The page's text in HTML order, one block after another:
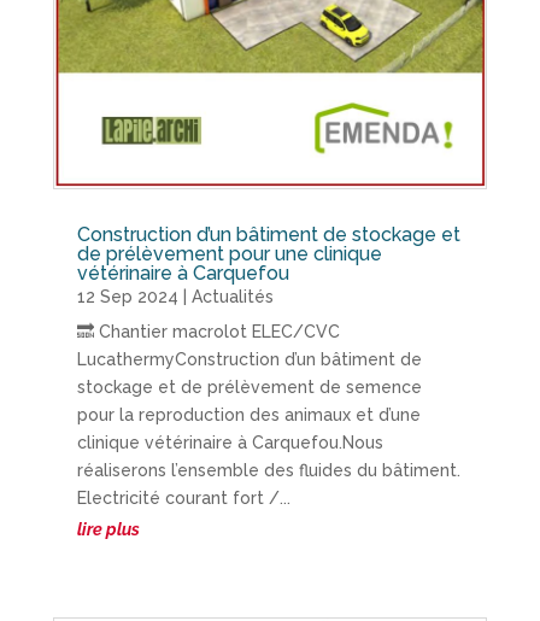
Construction d’un bâtiment de stockage et
de prélèvement pour une clinique
vétérinaire à Carquefou
12 Sep 2024
Actualités
🔜 Chantier macrolot ELEC/CVC
LucathermyConstruction d’un bâtiment de
stockage et de prélèvement de semence
pour la reproduction des animaux et d’une
clinique vétérinaire à Carquefou.Nous
réaliserons l’ensemble des fluides du bâtiment.
Electricité courant fort /...
lire plus